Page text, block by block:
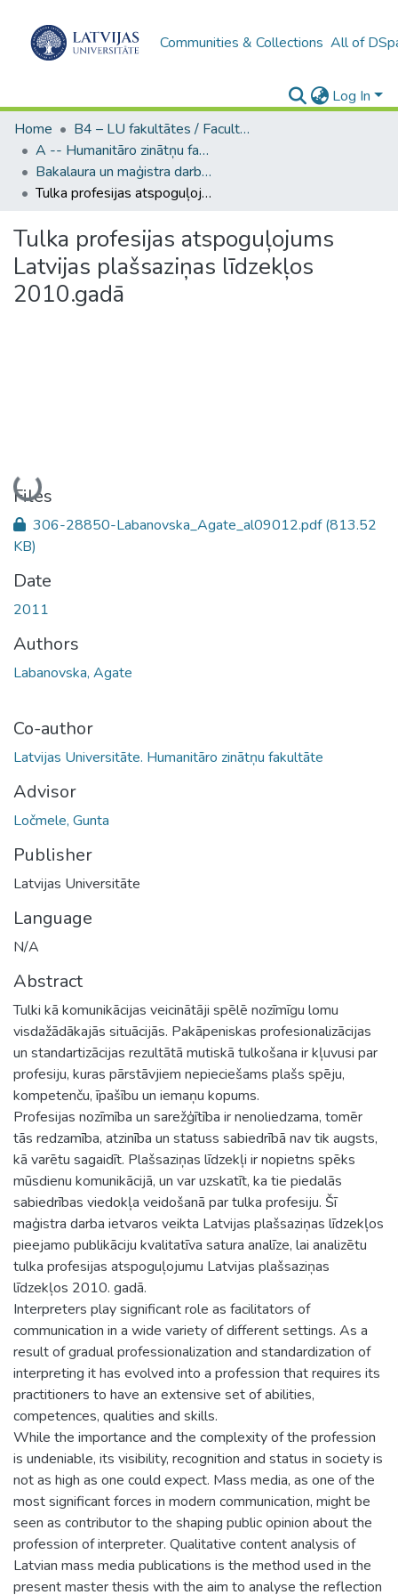
Communities & Collections All of
Log In
Home
B4 – LU fakultātes / Faculties of the UL
A -- Humanitāro zinātņu fakultāte / Faculty of Humanities
Bakalaura un maģistra darbi (HZF) / Bachelor's and Master's theses
Tulka profesijas atspoguļojums Latvijas plašsaziņas līdzekļos 2010.gadā
Tulka profesijas atspoguļojums
Latvijas plašsaziņas līdzekļos
2010.gadā
Loading...
Files
306-28850-Labanovska_Agate_al09012.pdf(813.52
KB)
Date
2011
Authors
Labanovska, Agate
Co-author
Latvijas Universitāte. Humanitāro zinātņu fakultāte
Advisor
Ločmele, Gunta
Publisher
Latvijas Universitāte
Language
N/A
Abstract
Tulki kā komunikācijas veicinātāji spēlē nozīmīgu lomu
visdažādākajās situācijās. Pakāpeniskas profesionalizācijas
un standartizācijas rezultātā mutiskā tulkošana ir kļuvusi par
profesiju, kuras pārstāvjiem nepieciešams plašs spēju,
kompetenču, īpašību un iemaņu kopums.
Profesijas nozīmība un sarežģītība ir nenoliedzama, tomēr
tās redzamība, atzinība un statuss sabiedrībā nav tik augsts,
kā varētu sagaidīt. Plašsaziņas līdzekļi ir nopietns spēks
mūsdienu komunikācijā, un var uzskatīt, ka tie piedalās
sabiedrības viedokļa veidošanā par tulka profesiju. Šī
maģistra darba ietvaros veikta Latvijas plašsaziņas līdzekļos
pieejamo publikāciju kvalitatīva satura analīze, lai analizētu
tulka profesijas atspoguļojumu Latvijas plašsaziņas
līdzekļos 2010. gadā.
Interpreters play significant role as facilitators of
communication in a wide variety of different settings. As a
result of gradual professionalization and standardization of
interpreting it has evolved into a profession that requires its
practitioners to have an extensive set of abilities,
competences, qualities and skills.
While the importance and the complexity of the profession
is undeniable, its visibility, recognition and status in society is
not as high as one could expect. Mass media, as one of the
most significant forces in modern communication, might be
seen as contributor to the shaping public opinion about the
profession of interpreter. Qualitative content analysis of
Latvian mass media publications is the method used in the
present master thesis with the aim to analyse the reflection